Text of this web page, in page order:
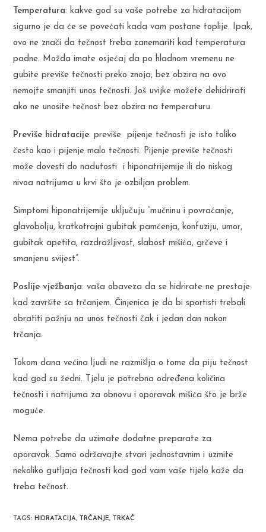
Temperatura: kakve god su vaše potrebe za hidratacijom
sigurno je da će se povećati kada vam postane toplije. Ipak,
ovo ne znači da tečnost treba zanemariti kad temperatura
padne. Možda imate osjećaj da po hladnom vremenu ne
gubite previše tečnosti preko znoja, bez obzira na ovo
nemojte smanjiti unos tečnosti. Još uvijke možete dehidrirati
ako ne unosite tečnost bez obzira na temperaturu.
Previše hidratacije: previše pijenje tečnosti je isto toliko
često kao i pijenje malo tečnosti. Pijenje previše tečnosti
može dovesti do nadutosti i hiponatrijemije ili do niskog
nivoa natrijuma u krvi što je ozbiljan problem.
Simptomi hiponatrijemije uključuju “mučninu i povraćanje,
glavobolju, kratkotrajni gubitak pamćenja, konfuziju, umor,
gubitak apetita, razdražljivost, slabost mišića, grčeve i
smanjenu svijest”.
Poslije vježbanja: vaša obaveza da se hidrirate ne prestaje
kad završite sa trčanjem. Činjenica je da bi sportisti trebali
obratiti pažnju na unos tečnosti čak i jedan dan nakon
trčanja.
Tokom dana većina ljudi ne razmišlja o tome da piju tečnost
kad god su žedni. Tjelu je potrebna određena količina
tečnosti i natrijuma za obnovu i oporavak mišića što je brže
moguće.
Nema potrebe da uzimate dodatne preparate za
oporavak. Samo održavajte stvari jednostavnim i uzmite
nekoliko gutljaja tečnosti kad god vam vaše tijelo kaže da
treba tečnost.
TAGS: HIDRATACIJA, TRČANJE, TRKAČ